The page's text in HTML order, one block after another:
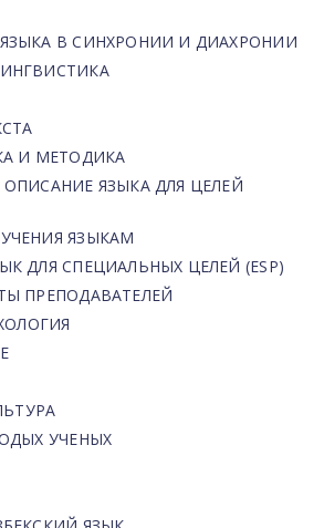
В СИНХРОНИИ И ДИАХРОНИИ
И МЕТОДИКА
ОПИСАНИЕ ЯЗЫКА ДЛЯ ЦЕЛЕЙ
ЯЗЫКАМ
ДЛЯ СПЕЦИАЛЬНЫХ ЦЕЛЕЙ (ESP)
ПРЕПОДАВАТЕЛЕЙ
УЧЕНЫХ